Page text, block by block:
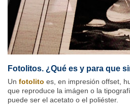
Fotolitos. ¿Qué es y para que
Un fotolito es, en impresión offset,
que reproduce la imágen o la
puede ser el acetato o el poliéster.